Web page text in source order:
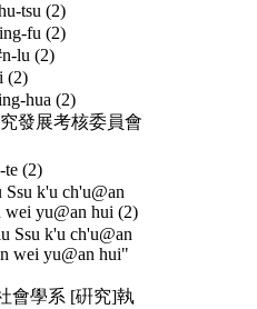
tsu (2)
fu (2)
lu (2)
(2)
hua (2)
發展考核委員會
te (2)
Ssu k'u ch'u@an
wei yu@an hui (2)
Ssu k'u ch'u@an
wei yu@an hui"
會學系 [硏究]執